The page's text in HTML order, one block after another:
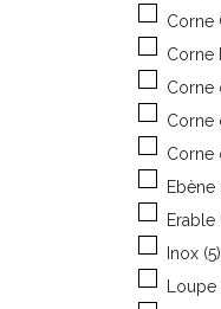
Corne
Corne
Corne
Corne
Corne
Ebène
Erable
Inox (5)